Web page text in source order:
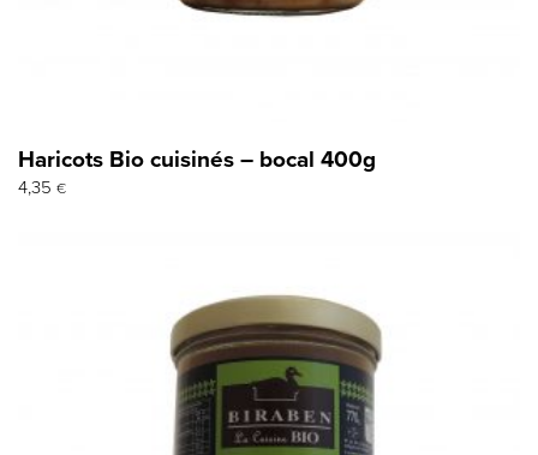
Haricots Bio cuisinés – bocal 400g
4,35 €